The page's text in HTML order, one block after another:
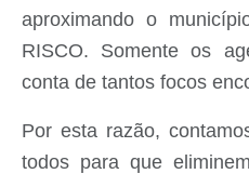
aproximando o
RISCO. Somente os
conta de tantos focos
Por esta razão,
todos para que